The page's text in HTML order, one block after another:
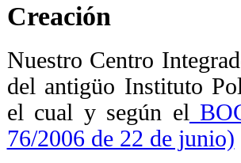
Creación
Nuestro Centro
del antigüo Instituto
el cual y según el
76/2006 de 22 de junio)